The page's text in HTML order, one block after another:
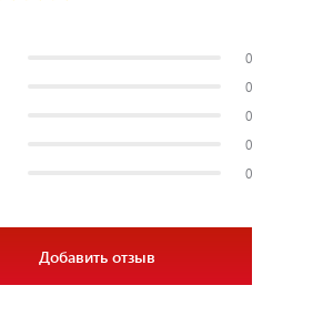
0
0
0
0
0
Добавить отзыв